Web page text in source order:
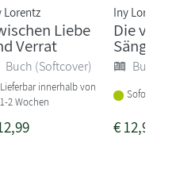
Lorentz
Liebe
Verrat
Buch (Softcover)
Lieferbar innerhalb von
1-2 Wochen
Iny Lorentz
Die
Sängerin
Buch
Sofort
€12,99